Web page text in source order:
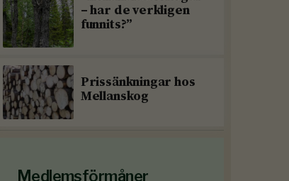
– har de verkligen
funnits?”
Prissänkningar hos
Mellanskog
Medlemsförmåner